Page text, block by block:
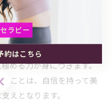
しています。専門家によ
機器の体験説明会などが
に直接答えてもらえる機
ービスを活用すること
める力が身につきます。
ことは、自信を持って美
えとなります。
ラピー
約はこちら
ラピー
約はこちら
ラピー
約はこちら